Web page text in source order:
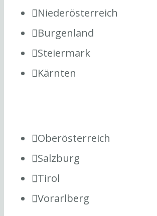
Niederösterreich
Burgenland
Steiermark
Kärnten
Oberösterreich
Salzburg
Tirol
Vorarlberg